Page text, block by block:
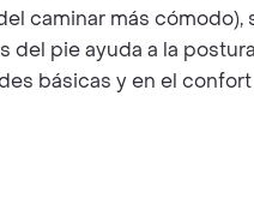
caminar más
del pie ayuda a la
básicas y en el